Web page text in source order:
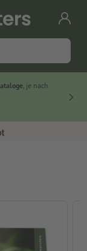
, je nach